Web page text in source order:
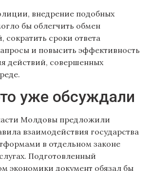
внедрение подобных
бы облегчить обмен
сроки ответа
и повысить эффективность
действий, совершенных
уже обсуждали
Молдовы предложили
взаимодействия государства
в отдельном законе
Подготовленный
экономики документ обязал бы